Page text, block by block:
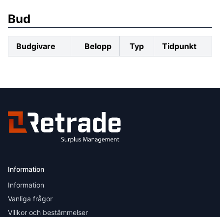
Bud
Budgivare Belopp Typ Tidpunkt
Information
Information
Vanliga frågor
Villkor och bestämmelser